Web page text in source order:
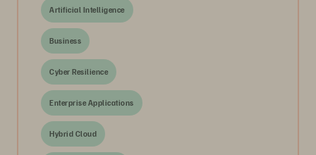
Artificial Intelligence
Business
Cyber Resilience
Enterprise Applications
Hybrid Cloud